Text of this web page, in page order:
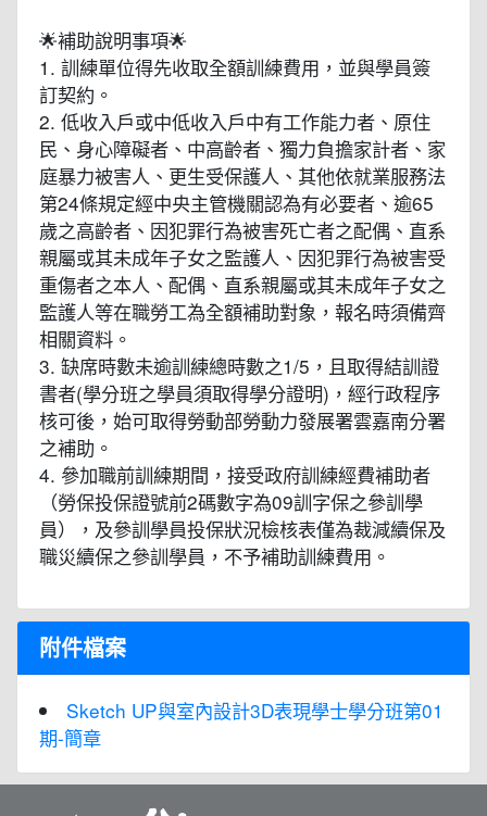
🌟補助說明事項🌟
1. 訓練單位得先收取全額訓練費用，並與學員簽
訂契約。
2. 低收入戶或中低收入戶中有工作能力者、原住
民、身心障礙者、中高齡者、獨力負擔家計者、家
庭暴力被害人、更生受保護人、其他依就業服務法
第24條規定經中央主管機關認為有必要者、逾65
歲之高齡者、因犯罪行為被害死亡者之配偶、直系
親屬或其未成年子女之監護人、因犯罪行為被害受
重傷者之本人、配偶、直系親屬或其未成年子女之
監護人等在職勞工為全額補助對象，報名時須備齊
相關資料。
3. 缺席時數未逾訓練總時數之1/5，且取得結訓證
書者(學分班之學員須取得學分證明)，經行政程序
核可後，始可取得勞動部勞動力發展署雲嘉南分署
之補助。
4. 參加職前訓練期間，接受政府訓練經費補助者
（勞保投保證號前2碼數字為09訓字保之參訓學
員），及參訓學員投保狀況檢核表僅為裁減續保及
職災續保之參訓學員，不予補助訓練費用。
附件檔案
Sketch UP與室內設計3D表現學士學分班第01
期-簡章